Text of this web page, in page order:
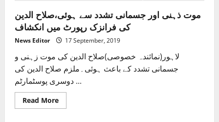
موت ذہنی اور جسمانی تشدد سے ہوئی،صلاح الدین
کی فرانزک رپورٹ میں انکشاف
News Editor 17 September, 2019
لاہور(نمائندہ خصوصی)صلاح الدین کی موت زہنی و
جسمانی تشدد کے باعث ہوئی۔ملزم صلاح الدین کی
دوسری پوسٹمارٹم ...
Read MoreRead
more